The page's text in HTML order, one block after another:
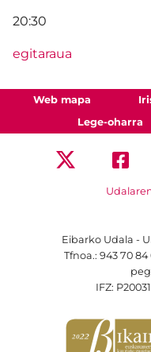
20:30
egitaraua
Web mapa
Lege-oharra
Eibarko Udala -
Tfnoa.: 943 70 84
IFZ: